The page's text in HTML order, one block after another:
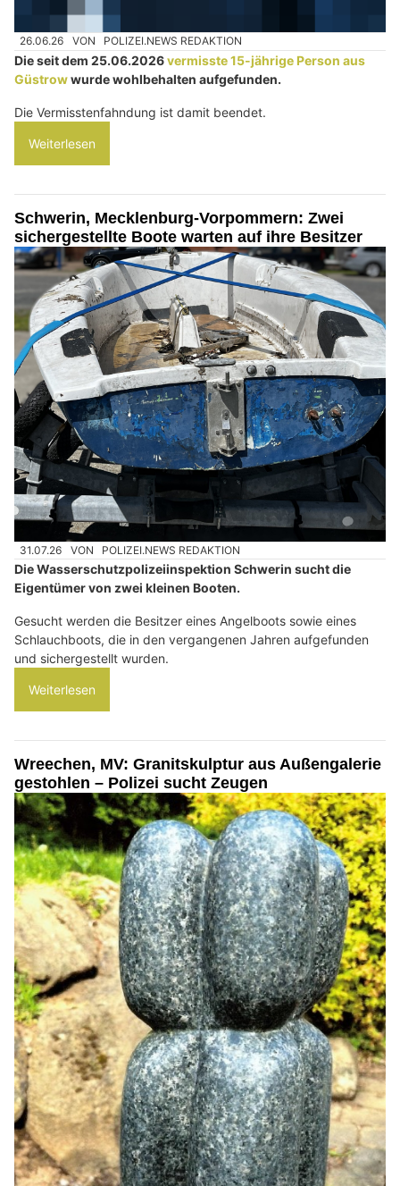
26.06.26 VON POLIZEI.NEWS REDAKTION
Die seit dem 25.06.2026vermisste 15-jährige Person aus
Güstrowwurde wohlbehalten aufgefunden.
Die Vermisstenfahndung ist damit beendet.
Weiterlesen
Schwerin, Mecklenburg-Vorpommern: Zwei
sichergestellte Boote warten auf ihre Besitzer
31.07.26 VON POLIZEI.NEWS REDAKTION
Die Wasserschutzpolizeiinspektion Schwerin sucht die
Eigentümer von zwei kleinen Booten.
Gesucht werden die Besitzer eines Angelboots sowie eines
Schlauchboots, die in den vergangenen Jahren aufgefunden
und sichergestellt wurden.
Weiterlesen
Wreechen, MV: Granitskulptur aus Außengalerie
gestohlen – Polizei sucht Zeugen